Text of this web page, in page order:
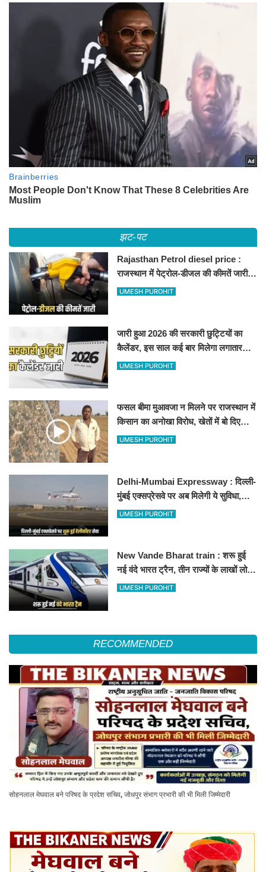
झट-पट
Rajasthan Petrol diesel price :
राजस्थान में पेट्रोल-डीजल की कीमतें जारी,
जानिए बीकानेर समेत पुरे प्रदेश में नए रेट
UMESH PUROHIT
जारी हुआ 2026 की सरकारी छुट्टियों का
कैलेंडर, इस साल कई बार मिलेगा लगातार
अवकाश, देखें
UMESH PUROHIT
फसल बीमा मुआवजा न मिलने पर राजस्थान में
किसान का अनोखा विरोध, खेतों में बो दिए
500-500 रुपए के नोट, वीडियो वायरल
UMESH PUROHIT
Delhi-Mumbai Expressway : दिल्ली-
मुंबई एक्सप्रेसवे पर अब मिलेगी ये सुविधा,
हेलीकॉप्टर सर्विस से तुरंत घायल पहुंचेगा
UMESH PUROHIT
New Vande Bharat train : शरू हुई
नई वंदे भारत ट्रैन, तीन राज्यों के लाखों लोगों
का सफर होगा आसान, देखें पूरा रूटमैप
UMESH PUROHIT
RECOMMENDED
सोहनलाल मेघवाल बने परिषद के प्रदेश सचिव, जोधपुर संभाग प्रभारी की भी मिली जिम्मेदारी